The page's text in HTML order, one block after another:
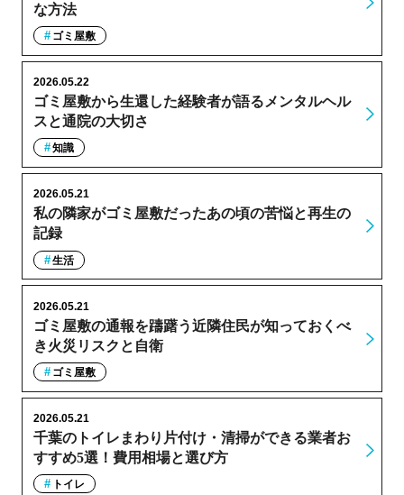
な方法
ゴミ屋敷
ゴミ屋敷から生還した経験者が語るメンタルヘル
スと通院の大切さ
2026.05.22
知識
私の隣家がゴミ屋敷だったあの頃の苦悩と再生の
記録
2026.05.21
生活
ゴミ屋敷の通報を躊躇う近隣住民が知っておくべ
き火災リスクと自衛
2026.05.21
ゴミ屋敷
千葉のトイレまわり片付け・清掃ができる業者お
すすめ5選！費用相場と選び方
2026.05.21
トイレ